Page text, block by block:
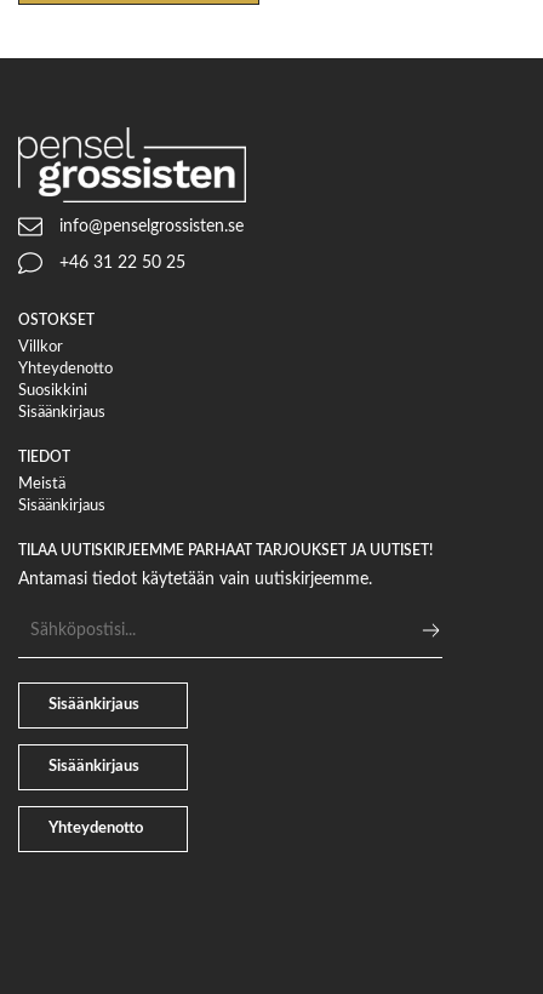
info@penselgrossisten.se
+46 31 22 50 25
OSTOKSET
Villkor
Yhteydenotto
Suosikkini
Sisäänkirjaus
TIEDOT
Meistä
Sisäänkirjaus
TILAA UUTISKIRJEEMME PARHAAT TARJOUKSET JA UUTISET!
Antamasi tiedot käytetään vain uutiskirjeemme.
Yhteydenotto
Sisäänkirjaus
Sisäänkirjaus